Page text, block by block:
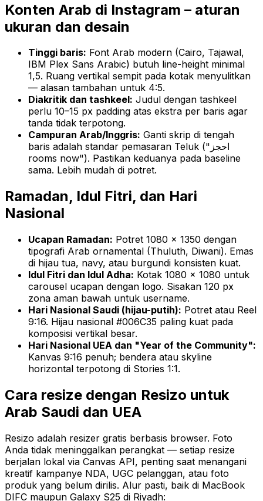
Konten Arab di Instagram – aturan
ukuran dan desain
Tinggi baris: Font Arab modern (Cairo, Tajawal,
IBM Plex Sans Arabic) butuh line-height minimal
1,5. Ruang vertikal sempit pada kotak menyulitkan
— alasan tambahan untuk 4:5.
Diakritik dan tashkeel: Judul dengan tashkeel
perlu 10–15 px padding atas ekstra per baris agar
tanda tidak terpotong.
Campuran Arab/Inggris: Ganti skrip di tengah
baris adalah standar pemasaran Teluk ("احجز
rooms now"). Pastikan keduanya pada baseline
sama. Lebih mudah di potret.
Ramadan, Idul Fitri, dan Hari
Nasional
Ucapan Ramadan: Potret 1080 × 1350 dengan
tipografi Arab ornamental (Thuluth, Diwani). Emas
di hijau tua, navy, atau burgundi konsisten kuat.
Idul Fitri dan Idul Adha: Kotak 1080 × 1080 untuk
carousel ucapan dengan logo. Sisakan 120 px
zona aman bawah untuk username.
Hari Nasional Saudi (hijau-putih): Potret atau Reel
9:16. Hijau nasional #006C35 paling kuat pada
komposisi vertikal besar.
Hari Nasional UEA dan "Year of the Community":
Kanvas 9:16 penuh; bendera atau skyline
horizontal terpotong di Stories 1:1.
Cara resize dengan Resizo untuk
Arab Saudi dan UEA
Resizo adalah resizer gratis berbasis browser. Foto
Anda tidak meninggalkan perangkat — setiap resize
berjalan lokal via Canvas API, penting saat menangani
kreatif kampanye NDA, UGC pelanggan, atau foto
produk yang belum dirilis. Alur pasti, baik di MacBook
DIFC maupun Galaxy S25 di Riyadh: